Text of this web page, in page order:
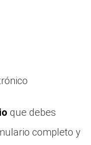
que debes
completo y